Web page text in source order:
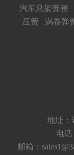
汽车悬架弹簧
压簧
涡卷弹
地址：
电
邮箱：